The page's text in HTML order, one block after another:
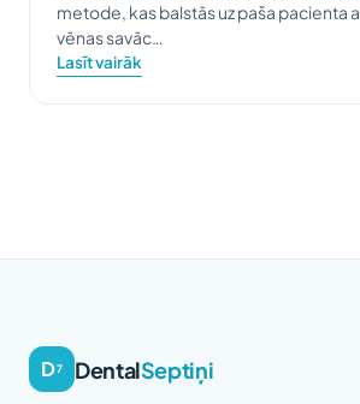
metode, kas balstās uz paša pacienta
vēnas savāc…
Lasīt vairāk
D7 DentalSeptiņi